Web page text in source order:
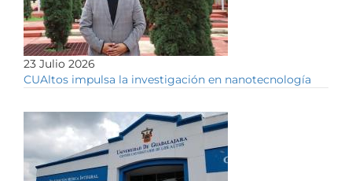
23 Julio 2026
CUAltos impulsa la investigación en nanotecnología